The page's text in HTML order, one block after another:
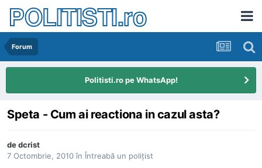
POLITISTI.ro
Forum
Politisti.ro pe WhatsApp!
Speta - Cum ai reactiona in cazul asta?
dedcrist
7 Octombrie, 2010 în Întreabă un poliţist